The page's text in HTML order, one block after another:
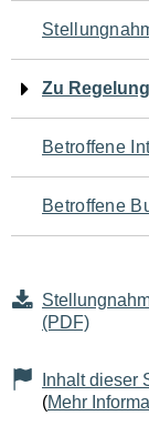
für
den
Zu
Betroffene
Betroffene
(PDF)
Inhalt dieser
(Mehr